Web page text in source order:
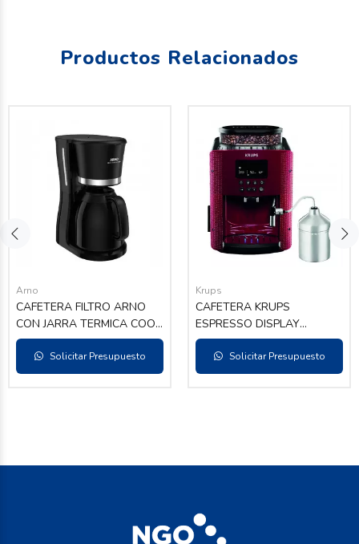
Productos Relacionados
Arno
CAFETERA FILTRO ARNO
CON JARRA TERMICA COOL
TOUCH 1L
Solicitar Presupuesto
Krups
CAFETERA KRUPS
ESPRESSO DISPLAY
ESSENTIAL RED EA816 1.7L
C/ADAPTADOR
Solicitar Presupuesto